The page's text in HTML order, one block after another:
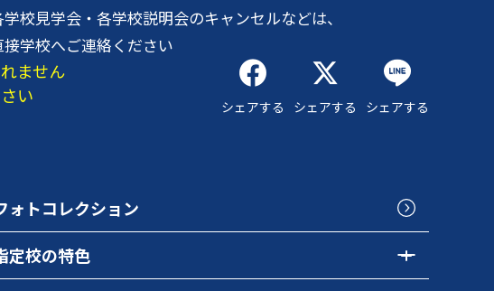
学校見学会・各学校説明会のキャンセルなどは、
接学校へご連絡ください
ません
い
シェアする シェアする シェアする
ォトコレクション
定校の特色